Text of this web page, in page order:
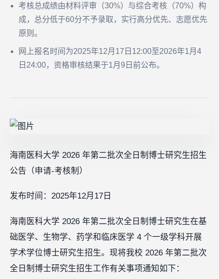
考核总成绩由材料评审（30%）与综合考核（70%）构
成，总分低于60分不予录取，实行高分优先、志愿优先
原则。
网上报名时间为2025年12月17日12:00至2026年1月4
日24:00，资格审核结果于1月9日前公布。
海南医科大学 2026 年第二批次全日制博士研究生招生
公告（申请-考核制）
发布时间：2025年12月17日
海南医科大学 2026 年第二批次全日制博士研究生在基
础医学、生物学、药学和临床医学 4 个一级学科开展
学术学位博士研究生招生。现将我校 2026 年第二批次
全日制博士研究生招生工作有关事项通知如下：